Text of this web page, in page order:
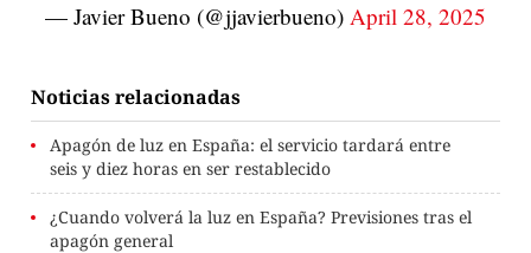
— Javier Bueno (@jjavierbueno) April 28, 2025
Noticias relacionadas
Apagón de luz en España: el servicio tardará entre
seis y diez horas en ser restablecido
¿Cuando volverá la luz en España? Previsiones tras el
apagón general